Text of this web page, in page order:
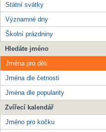
Státní svátky
Významné dny
Školní prázdniny
Hledáte jméno
Jména pro děti
Jména dle četnosti
Jména dle popularity
Zvířecí kalendář
Jméno pro kočku